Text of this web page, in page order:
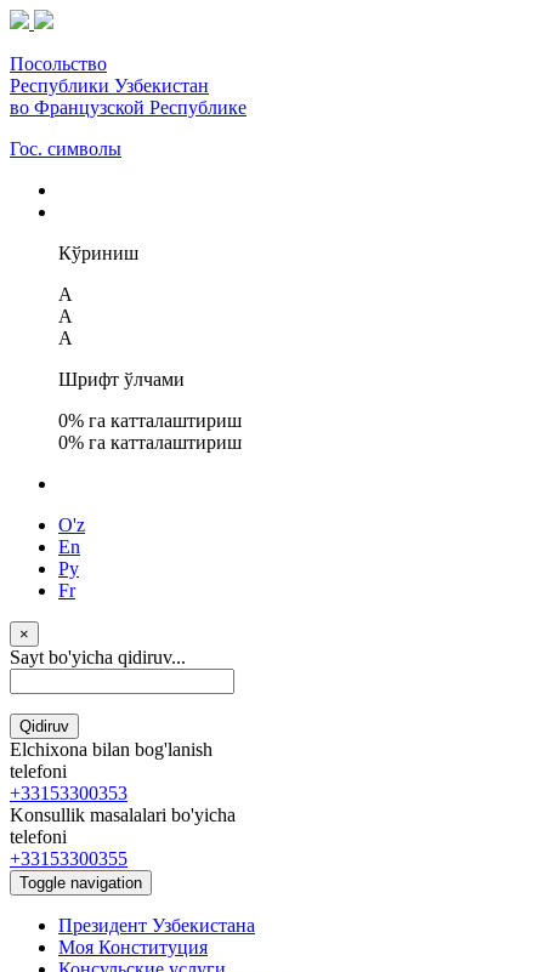
Посольство
Республики Узбекистан
во Французской Республике
Гос. символы
Кўриниш
A
A
A
Шрифт ўлчами
0% га катталаштириш
0% га катталаштириш
O'z
En
Ру
Fr
×
Sayt bo'yicha qidiruv...
Qidiruv
Elchixona bilan bog'lanish
telefoni
+33153300353
Konsullik masalalari bo'yicha
telefoni
+33153300355
Toggle navigation
Президент Узбекистана
Моя Конституция